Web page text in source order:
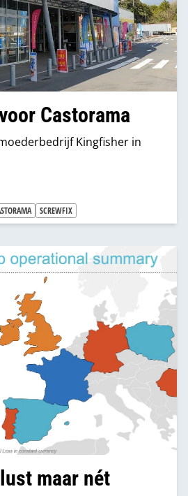
Castorama
Kingfisher in
SCREWFIX
maar nét